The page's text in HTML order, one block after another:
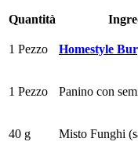
Quantità
1 Pezzo Homestyle
1 Pezzo Panino con
40 g Misto Funghi